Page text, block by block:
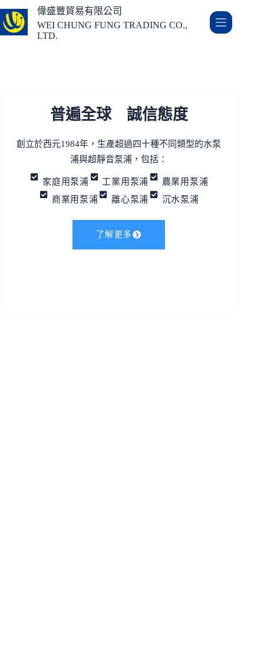
偉盛豐貿易有限公司
WEI CHUNG FUNG TRADING CO.,
LTD.
普遍全球 誠信態度
創立於西元1984年，生產超過四十種不同類型的水泵
浦與超靜音泵浦，包括：
家庭用泵浦 工業用泵浦
農業用泵浦
商業用泵浦
離心泵浦 沉水泵浦
了解更多